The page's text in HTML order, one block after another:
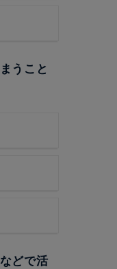
うこと
どで活